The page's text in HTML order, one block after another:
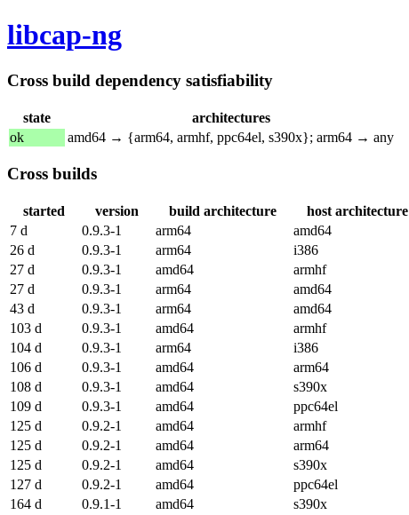
libcap-ng
Cross build dependency satisfiability
state
architectures
ok
amd64 → {arm64, armhf, ppc64el, s390x}; arm64 → any
Cross builds
started version build architecture host architecture
7 d
0.9.3-1 arm64 amd64
26 d
0.9.3-1 arm64 i386
27 d
0.9.3-1 amd64 armhf
27 d
0.9.3-1 arm64 amd64
43 d
0.9.3-1 arm64 amd64
103 d
0.9.3-1 amd64 armhf
104 d
0.9.3-1 arm64 i386
106 d
0.9.3-1 amd64 arm64
108 d
0.9.3-1 amd64 s390x
109 d
0.9.3-1 amd64 ppc64el
125 d
0.9.2-1 amd64 armhf
125 d
0.9.2-1 amd64 arm64
125 d
0.9.2-1 amd64 s390x
127 d
0.9.2-1 amd64 ppc64el
164 d
0.9.1-1 amd64 s390x